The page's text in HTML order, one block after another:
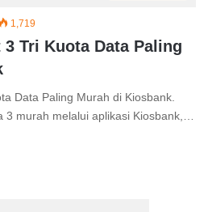
1,719
Tri Kuota Data Paling
Data Paling Murah di Kiosbank.
3 murah melalui aplikasi Kiosbank,…